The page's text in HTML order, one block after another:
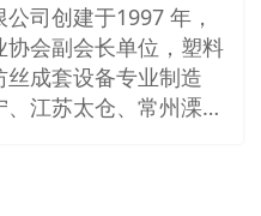
司创建于1997 年，
协会副会长单位，塑料
成套设备专业制造
江苏太仓、常州溧
亩。公司拥有一支高